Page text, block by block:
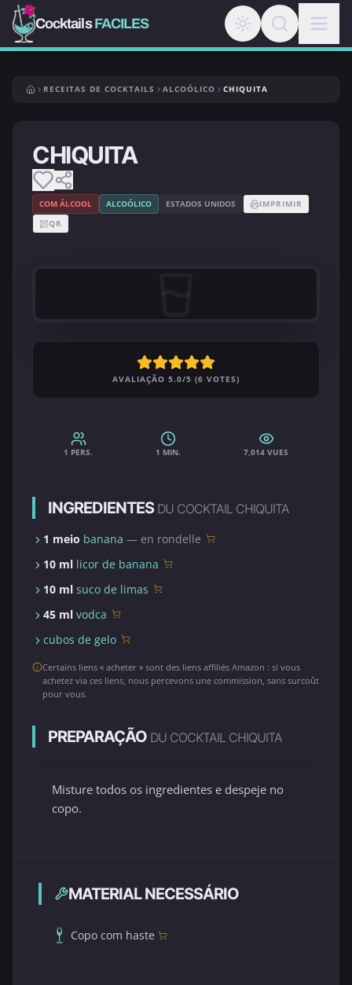
CocktailsFACILES
RECEITAS DE COCKTAILS ALCOÓLICO CHIQUITA
CHIQUITA
COM ÁLCOOL ALCOÓLICO ESTADOS UNIDOS
IMPRIMIR
QR
AVALIAÇÃO 5.0/5 (6 VOTES)
1 PERS. 1 MIN. 7,014 VUES
INGREDIENTES DU COCKTAIL CHIQUITA
1 meio banana — en rondelle
10 ml licor de banana
10 ml suco de limas
45 ml vodca
cubos de gelo
Certains liens « acheter » sont des liens affiliés Amazon : si vous
achetez via ces liens, nous percevons une commission, sans surcoût
pour vous.
PREPARAÇÃO DU COCKTAIL CHIQUITA
Misture todos os ingredientes e despeje no
copo.
MATERIAL NECESSÁRIO
Copo com haste